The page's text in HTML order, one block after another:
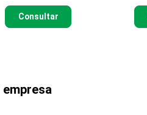
Consultar